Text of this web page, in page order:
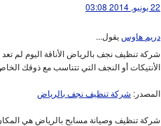
22 يونيو, 2014 03:08
دريم هاوس يقول...
شركة تنظيف نجف بالرياض الأناقة اليوم لم
الأنتيكات أو النجف التي تتناسب مع ذوقك
المصدر: شركة تنظيف نجف بالرياض
شركة تنظيف وصيانة مسابح بالرياض هي